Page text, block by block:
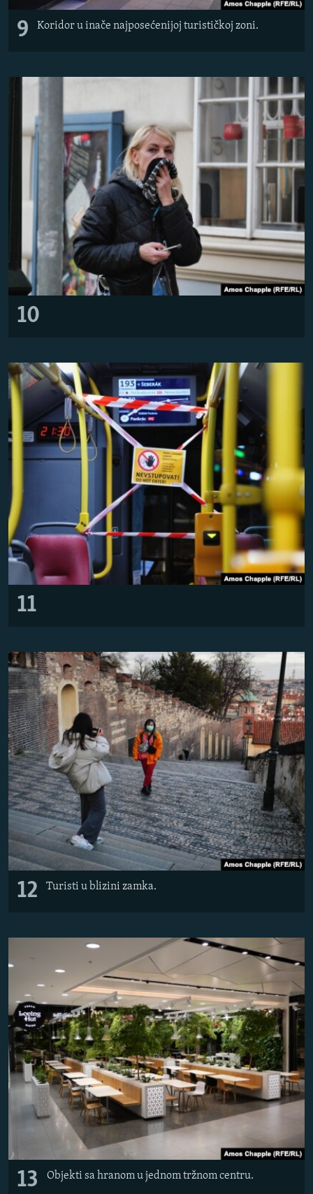
9 Koridor u inače najposećenijoj turističkoj zoni.
10
11
12 Turisti u blizini zamka.
13 Objekti sa hranom u jednom tržnom centru.